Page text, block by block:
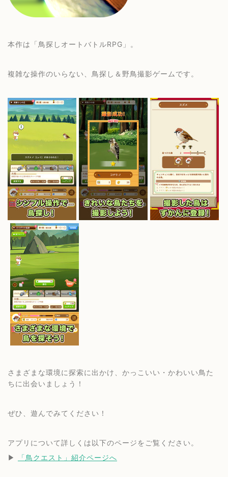
本作は「鳥探しオートバトルRPG」。
複雑な操作のいらない、鳥探し＆野鳥撮影ゲームです。
さまざまな環境に探索に出かけ、かっこいい・かわいい鳥た
ちに出会いましょう！
ぜひ、遊んでみてください！
アプリについて詳しくは以下のページをご覧ください。
▶︎
「鳥クエスト」紹介ページへ